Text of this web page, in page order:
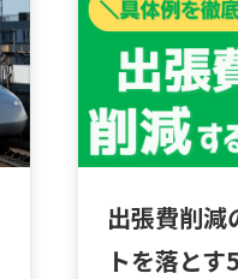
出張費削減
トを落と